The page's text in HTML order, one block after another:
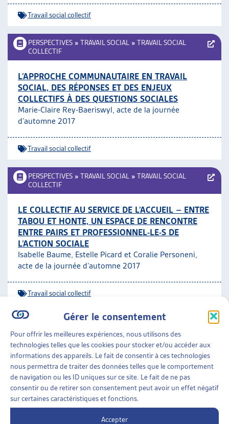
Gérer le consentement
Pour offrir les meilleures expériences, nous utilisons des
technologies telles que les cookies pour stocker et/ou accéder aux
informations des appareils. Le fait de consentir à ces technologies
nous permettra de traiter des données telles que le comportement
de navigation ou les ID uniques sur ce site. Le fait de ne pas
consentir ou de retirer son consentement peut avoir un effet négatif
sur certaines caractéristiques et fonctions.
Accepter
Travail social collectif
PERSPECTIVES » TRAVAIL SOCIAL » TRAVAIL SOCIAL
COLLECTIF
L’APPROCHE COMMUNAUTAIRE EN TRAVAIL
SOCIAL, DES RÉPONSES ET DES ENJEUX
COLLECTIFS À DES QUESTIONS SOCIALES
Marie-Claire Rey-Baeriswyl, acte de la journée
d’automne 2017
Travail social collectif
PERSPECTIVES » TRAVAIL SOCIAL » TRAVAIL SOCIAL
COLLECTIF
LE COLLECTIF AU SERVICE DE L’ACCUEIL – ENTRE
TABOU ET HONTE, UN ESPACE DE RENCONTRE
ENTRE PAIRS ET PROFESSIONNEL-LE-S DE
L’ACTION SOCIALE
Isabelle Baume, Estelle Picard et Coralie Personeni,
acte de la journée d’automne 2017
Travail social collectif
PERSPECTIVES»TRAVAIL SOCIAL»TRAVAIL SOCIAL
TRAVAILLEUR SOCIAL POUR RÉTABLIR DES
TERRAINS DE MÉDIATION ENTRE L’INDIVIDUEL ET
LE COLLECTIF
Florence Nater et Barbara Zbinden, dossier du mois,
mars 2015